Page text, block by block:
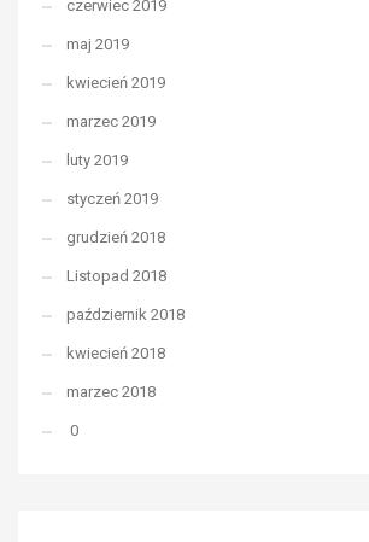
czerwiec 2019
maj 2019
kwiecień 2019
marzec 2019
luty 2019
styczeń 2019
grudzień 2018
Listopad 2018
październik 2018
kwiecień 2018
marzec 2018
0